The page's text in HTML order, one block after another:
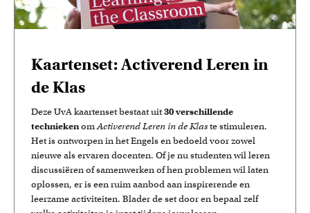
Onderwijsinnovatie en beurzen
Leer over initiatieven en beurzen waarmee docenten
Kaartenset: Activerend Leren in
de Klas
Deze UvA kaartenset bestaat uit30 verschillende
techniekenomActiverend Leren in de Klaste stimuleren.
Het is ontworpen in het Engels en bedoeld voor zowel
nieuwe als ervaren docenten. Of je nu studenten wil leren
discussiëren of samenwerken of hen problemen wil laten
oplossen, er is een ruim aanbod aan inspirerende en
leerzame activiteiten. Blader de set door en bepaal zelf